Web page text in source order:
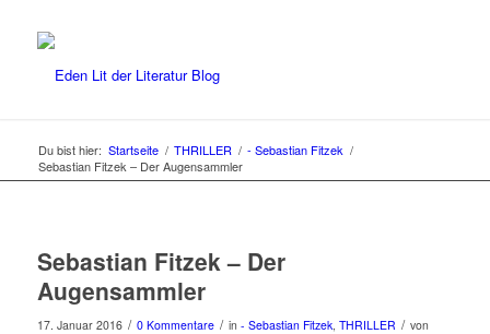
Du bist hier: Startseite / THRILLER / - Sebastian Fitzek /
Sebastian Fitzek – Der Augensammler
Sebastian Fitzek – Der
Augensammler
17. Januar 2016 / 0 Kommentare / in - Sebastian Fitzek, THRILLER / von